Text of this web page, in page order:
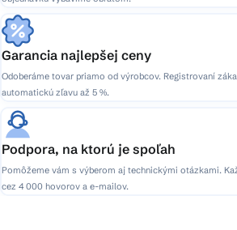
Garancia najlepšej ceny
Odoberáme tovar priamo od výrobcov. Registrovaní
automatickú zľavu až 5 %.
Podpora, na ktorú je spoľah
Pomôžeme vám s výberom aj technickými otázkami.
cez 4 000 hovorov a e-mailov.